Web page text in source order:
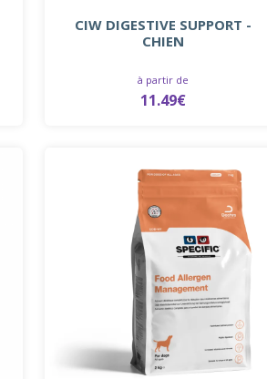
CIW DIGESTIVE SUPPORT -
CHIEN
à partir de
11.49€